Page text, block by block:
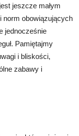
jeszcze małym
norm obowiązujących
jednocześnie
Pamiętajmy
i bliskości,
zabawy i